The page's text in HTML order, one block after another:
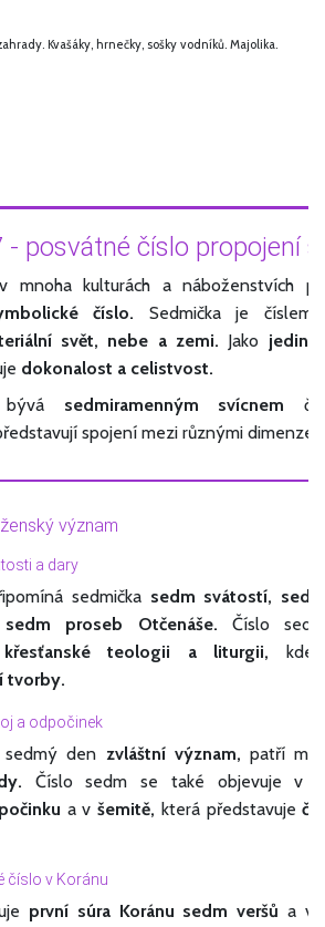
Kvašáky, hrnečky, sošky vodníků. Majolika.
- posvátné číslo propojení
mnoha kulturách a náboženstvích
číslo. Sedmička je
svět, nebe a zemi. Jako jediné
dokonalost a celistvost.
bývá sedmiramenným svícnem
spojení mezi různými
význam
a dary
sedmička sedm svátostí,
sedm proseb Otčenáše. Číslo
křesťanské teologii a liturgii, kde
tvorby.
a odpočinek
sedmý den zvláštní význam, patří mu
Číslo sedm se také objevuje v
a v šemitě, která představuje
číslo v Koránu
první súra Koránu sedm veršů a